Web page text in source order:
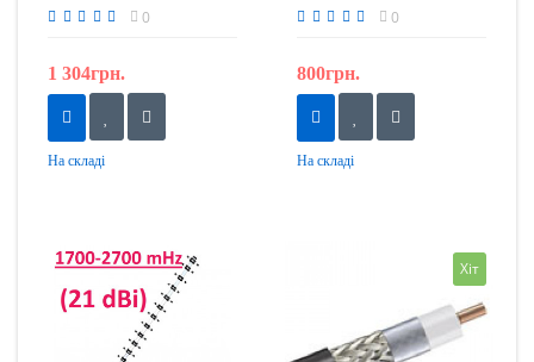
1800МГц - 2100мГц
0
1 304грн.
На складі
GSM і 3G Сигналу * Ціну
0
800грн.
На складі
Хіт